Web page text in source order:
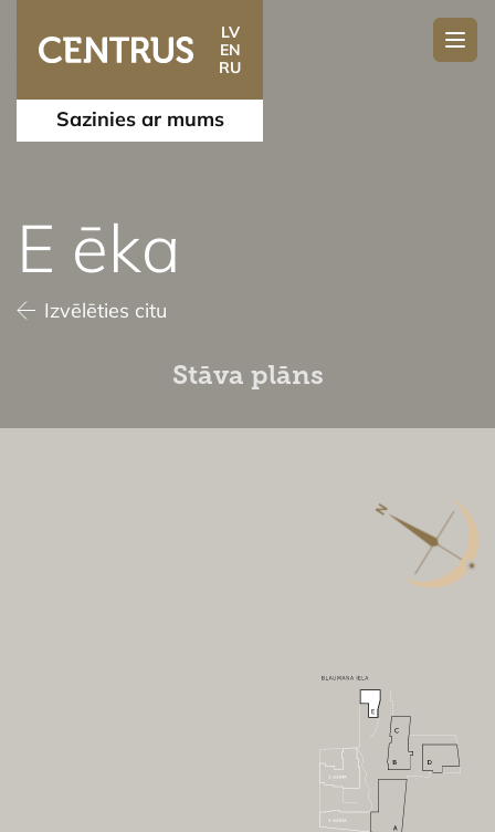
LV
EN
RU
Sazinies ar mums
E ēka
Izvēlēties citu
Stāva plāns